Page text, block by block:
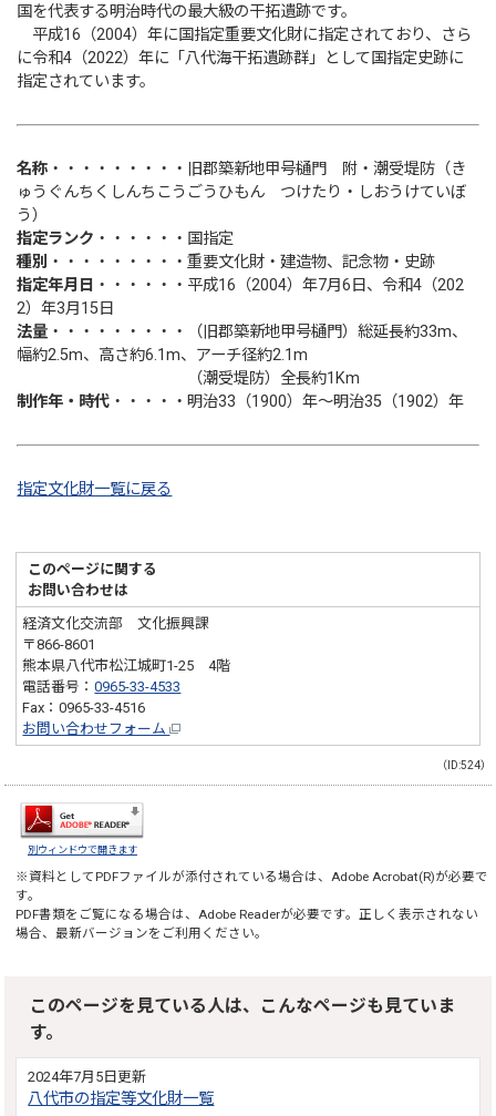
国を代表する明治時代の最大級の干拓遺跡です。
平成16（2004）年に国指定重要文化財に指定されており、さら
に令和4（2022）年に「八代海干拓遺跡群」として国指定史跡に
指定されています。
名称 ・・・・・・・・・旧郡築新地甲号樋門 附・潮受堤防（き
ゅうぐんちくしんちこうごうひもん つけたり・しおうけていぼ
う）
指定ランク ・・・・・・国指定
種別 ・・・・・・・・・重要文化財・建造物、記念物・史跡
指定年月日 ・・・・・・平成16（2004）年7月6日、令和4（202
2）年3月15日
法量 ・・・・・・・・・（旧郡築新地甲号樋門）総延長約33m、
幅約2.5m、高さ約6.1m、アーチ径約2.1m
（潮受堤防）全長約1Km
制作年・時代 ・・・・・明治33（1900）年～明治35（1902）年
指定文化財一覧に戻る
このページに関する
お問い合わせは
経済文化交流部 文化振興課
〒866-8601
熊本県八代市松江城町1-25 4階
電話番号：0965-33-4533
Fax：0965-33-4516
お問い合わせフォーム
（ID:524）
別ウィンドウで開きます
※資料としてPDFファイルが添付されている場合は、Adobe Acrobat(R)が必要で
す。
PDF書類をご覧になる場合は、Adobe Readerが必要です。正しく表示されない
場合、最新バージョンをご利用ください。
このページを見ている人は、こんなページも見ていま
す。
2024年7月5日更新
八代市の指定等文化財一覧